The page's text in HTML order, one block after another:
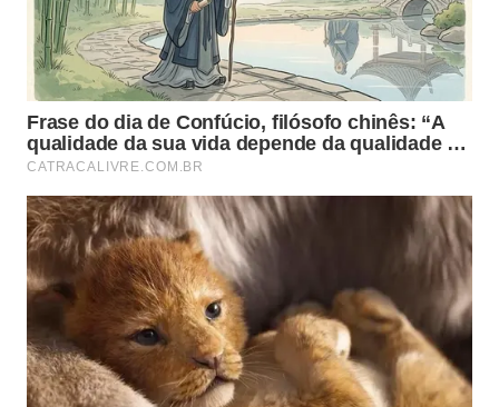
Esse processo aumenta o consumo
energético e demanda a reinjeção segura do
poluente nos reservatórios profundos.
A corporação afirma que possui ampla
experiência
em águas profundas para gerenciar esse poluente
gasoso de forma segura. A qualidade da rocha
ajuda a mitigar as dificuldades técnicas através de
fatoresfundamentais que detalhamos a seguir.